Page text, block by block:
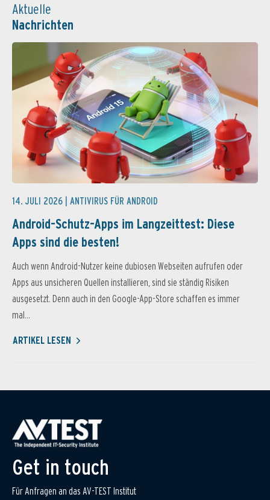
Aktuelle
Nachrichten
14. JULI 2026 | ANTIVIRUS FÜR ANDROID
Android-Schutz-Apps im Langzeittest: Diese
Apps sind die besten!
Auch wenn Android-Nutzer keine dubiosen Webseiten aufrufen oder
Apps aus unsicheren Quellen installieren, sind sie ständig Risiken
ausgesetzt. Denn auch in den Google-App-Store schaffen es immer
mal...
ARTIKEL LESEN
Get in touch
Für Anfragen an das AV-TEST Institut